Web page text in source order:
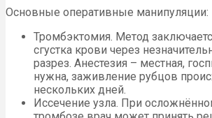
Основные оперативные манипуляции:
Тромбэктомия. Метод
сгустка крови через
разрез. Анестезия – местная,
нужна, заживление рубцов
нескольких дней.
Иссечение узла. При